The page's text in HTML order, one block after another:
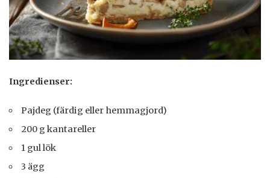
Ingredienser:
Pajdeg (färdig eller hemmagjord)
200 g kantareller
1 gul lök
3 ägg